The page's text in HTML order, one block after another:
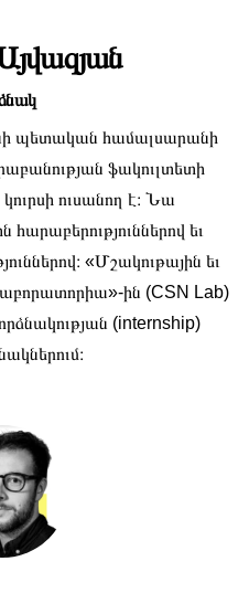
պետական համալսարանի
ֆակուլտետի
ուսանող է։ Նա
հարաբերություններով եւ
«Մշակութային եւ
ին (CSN Lab)
(internship)